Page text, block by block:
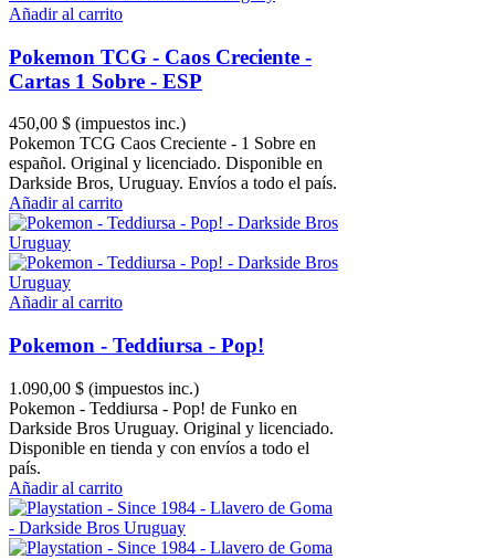
Añadir al carrito
Pokemon TCG - Caos Creciente -
Cartas 1 Sobre - ESP
450,00 $ (impuestos inc.)
Pokemon TCG Caos Creciente - 1 Sobre en
español. Original y licenciado. Disponible en
Darkside Bros, Uruguay. Envíos a todo el país.
Añadir al carrito
Añadir al carrito
Pokemon - Teddiursa - Pop!
1.090,00 $ (impuestos inc.)
Pokemon - Teddiursa - Pop! de Funko en
Darkside Bros Uruguay. Original y licenciado.
Disponible en tienda y con envíos a todo el
país.
Añadir al carrito